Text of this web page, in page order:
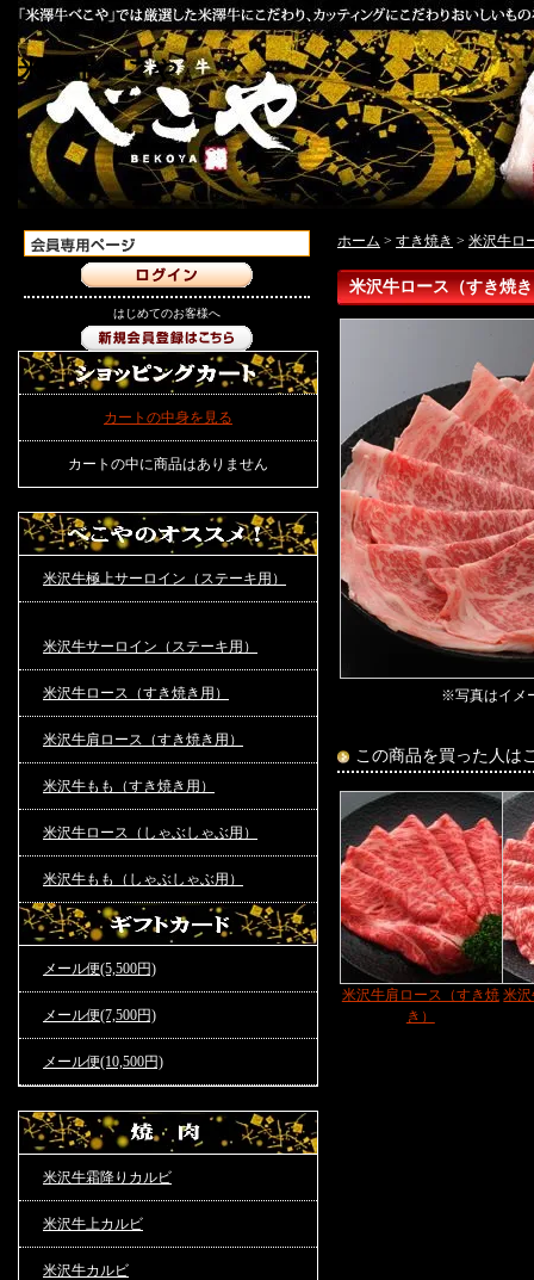
米澤牛べこや
はじめてのお客様へ
カートの中身を見る
カートの中に商品はありません
米沢牛極上サーロイン（ステーキ用）
米沢牛サーロイン（ステーキ用）
米沢牛ロース（すき焼き用）
米沢牛肩ロース（すき焼き用）
米沢牛もも（すき焼き用）
米沢牛ロース（しゃぶしゃぶ用）
米沢牛もも（しゃぶしゃぶ用）
メール便(5,500円)
メール便(7,500円)
メール便(10,500円)
米沢牛霜降りカルビ
米沢牛上カルビ
米沢牛カルビ
ホーム > すき焼き > 米沢牛ロ
米沢牛ロース（すき焼
※写真はイメ
この商品を買った人は
米沢牛肩ロース（すき焼
き）
米